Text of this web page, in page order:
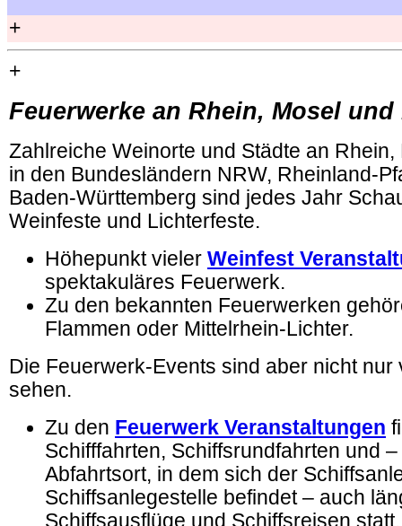
+
+
Feuerwerke an Rhein, Mosel und
Zahlreiche Weinorte und Städte an
in den Bundesländern NRW, Rheinland-
Baden-Württemberg sind jedes Jahr
Weinfeste und Lichterfeste.
Höhepunkt vieler Weinfest
spektakuläres Feuerwerk.
Zu den bekannten Feuerwerken
Flammen oder Mittelrhein-Lichter.
Die Feuerwerk-Events sind aber nicht nur
sehen.
Zu den Feuerwerk Veranstaltungen
Schifffahrten, Schiffsrundfahrten und
Abfahrtsort, in dem sich der
Schiffsanlegestelle befindet – auch
Schiffsausflüge und Schiffsreisen statt.